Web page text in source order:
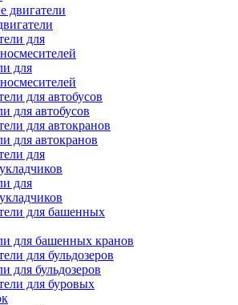
для
для автобусов
для автокранов
для
для башенных кранов
для бульдозеров